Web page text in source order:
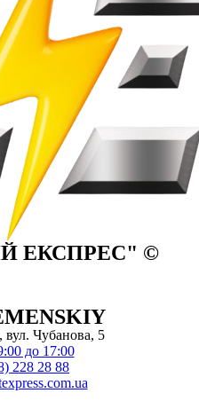
ЕКСПРЕС" ©
Чубанова, 5
до 17:00
228 28 88